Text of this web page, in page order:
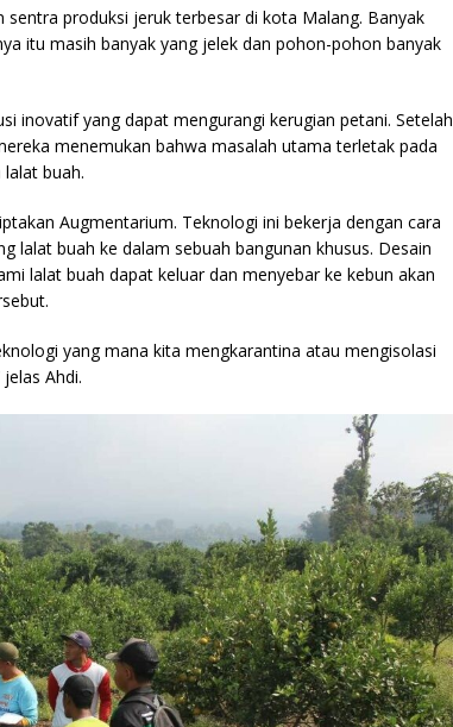
produksi jeruk terbesar di kota Malang. Banyak
itu masih banyak yang jelek dan pohon-pohon banyak
inovatif yang dapat mengurangi kerugian petani. Setelah
menemukan bahwa masalah utama terletak pada
buah.
Augmentarium. Teknologi ini bekerja dengan cara
lalat buah ke dalam sebuah bangunan khusus. Desain
lalat buah dapat keluar dan menyebar ke kebun akan
yang mana kita mengkarantina atau mengisolasi
Ahdi.